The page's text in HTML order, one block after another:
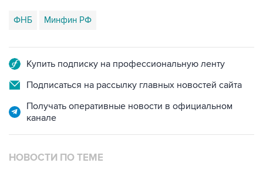
ФНБ Минфин РФ
Купить подписку на профессиональную ленту
Подписаться на рассылку главных новостей сайта
Получать оперативные новости в официальном
канале
НОВОСТИ ПО ТЕМЕ